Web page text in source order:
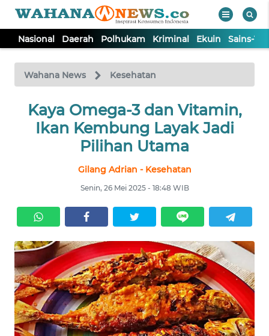
Nasional Daerah Polhukam Kriminal Ekuin Sains-
Wahana News Kesehatan
Kaya Omega-3 dan Vitamin,
Ikan Kembung Layak Jadi
Pilihan Utama
Gilang Adrian - Kesehatan
Senin, 26 Mei 2025 - 18:48 WIB
TV
Tutup
NASIONAL
KRIMINAL
EKUIN
SAINS-TEKNO
KESEHATAN